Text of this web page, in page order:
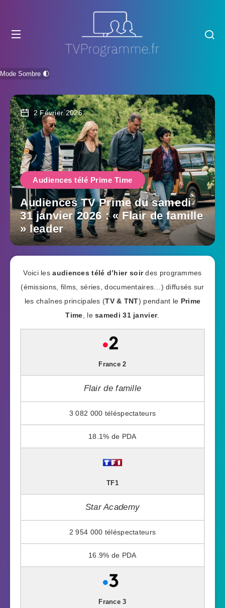
Mode Sombre 🌓
2 Février 2026
Audiences télé Prime Time
Audiences TV Prime du samedi
31 janvier 2026 : « Flair de famille
» leader
Voici lesaudiences télé d’hier soirdes programmes
(émissions, films, séries, documentaires…) diffusés sur
les chaînes principales (TV & TNT) pendant le Prime
Time , lesamedi 31 janvier.
France 2
Flair de famille
3 082 000
18.1%
TF1
Star Academy
2 954 000
16.9%
France 3